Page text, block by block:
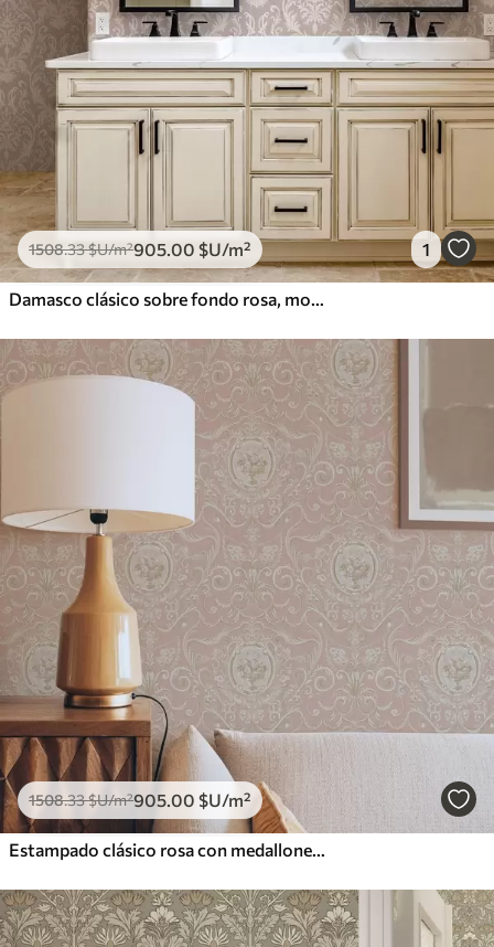
1508.33$U/m²905.00 $U/m² 1
Damasco clásico sobre fondo rosa, motivo barroco
1508.33$U/m²905.00 $U/m²
Estampado clásico rosa con medallones y flores